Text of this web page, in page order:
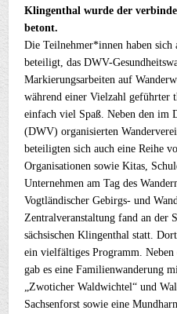
Klingenthal wurde der
betont.
Die Teilnehmer*innen haben sich
beteiligt, das DWV-
Markierungsarbeiten auf
während einer Vielzahl geführter
einfach viel Spaß. Neben den im
(DWV) organisierten
beteiligten sich auch eine Reihe
Organisationen sowie Kitas,
Unternehmen am Tag des
Vogtländischer Gebirgs- und
Zentralveranstaltung fand an der
sächsischen Klingenthal statt.
ein vielfältiges Programm.
gab es eine Familienwanderung
„Zwoticher Waldwichtel“ und
Sachsenforst sowie eine